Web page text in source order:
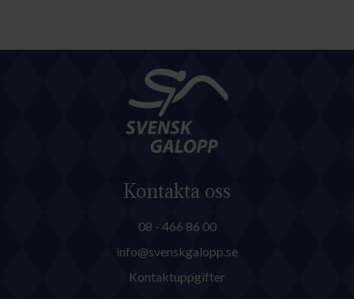
Kontakta oss
08 - 466 86 00
info@svenskgalopp.se
Kontaktuppgifter